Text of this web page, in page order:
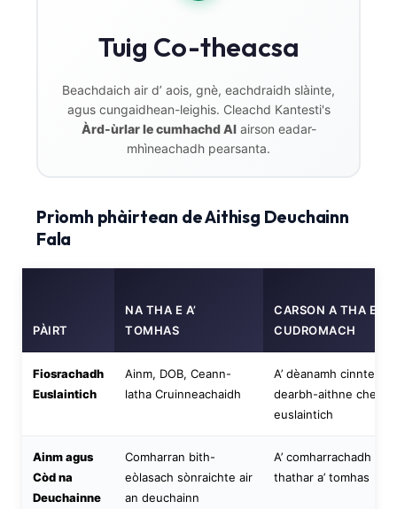
Tuig Co-theacsa
Beachdaich air d’ aois, gnè, eachdraidh slàinte,
agus cungaidhean-leighis. Cleachd Kantesti's
Àrd-ùrlar le cumhachd AIairson eadar-
mhìneachadh pearsanta.
Prìomh phàirtean de Aithisg Deuchainn
Fala
PÀIRT
NA THA E A’
TOMHAS
CARSON A THA E
CUDROMACH
Fiosrachadh
Euslaintich
Ainm, DOB, Ceann-
latha Cruinneachaidh
A’ dèanamh cinnteach
dearbh-aithne cheart
euslaintich
Ainm agus
Còd na
Deuchainne
Comharran bith-
eòlasach sònraichte air
an deuchainn
A’ comharrachadh dè
thathar a’ tomhas
Basa Jawa
Татар теле
Беларуская мова
Esperanto
Ślōnskŏ gŏdka